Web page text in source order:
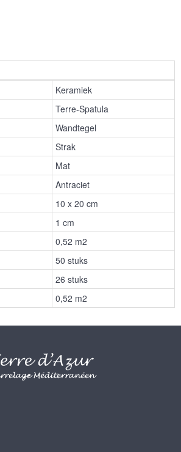
Keramiek
Terre-Spatula
Wandtegel
Strak
Mat
Antraciet
10 x 20 cm
1 cm
0,52 m2
50 stuks
26 stuks
0,52 m2